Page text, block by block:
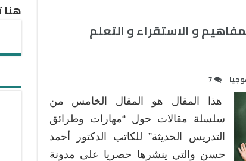
و الاستقراء و التعلم
7
هذا المقال هو المقال الخامس من
سلسلة مقالات حول “مهارات وطرائق
التدريس الحديثة” للكاتب الدكتور أحمد
حسن والتي ينشرها حصريا على مدونة
هنا